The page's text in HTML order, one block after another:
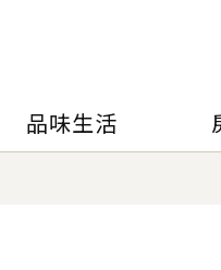
品味生活